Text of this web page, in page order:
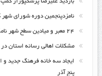
بازدید علیرضا پزشکپوراز
نامزدپنجمین دوره شورای شهر
۲۴ معبر و میادین سطح شهر نامگذاری جدید شد
مشکلات اهالی رسانه استان
پنج آذر